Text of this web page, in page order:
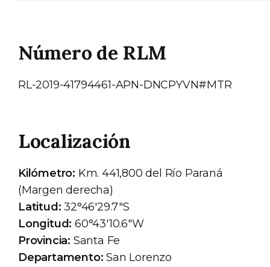
Número de RLM
RL-2019-41794461-APN-DNCPYVN#MTR
Localización
Kilómetro: Km. 441,800 del Río Paraná
(Margen derecha)
Latitud: 32°46'29.7"S
Longitud: 60°43'10.6"W
Provincia: Santa Fe
Departamento: San Lorenzo